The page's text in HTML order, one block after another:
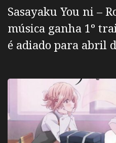
Sasayaku You ni –
música ganha 1º
é adiado para abril